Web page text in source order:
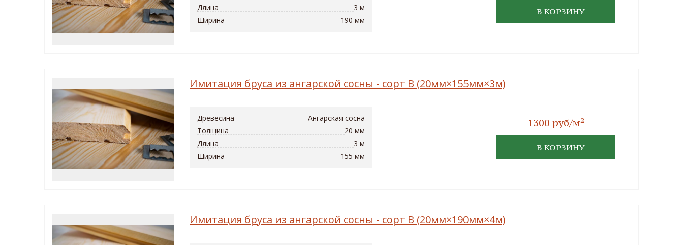
Длина
3 м
Ширина
190 мм
В КОРЗИНУ
Имитация бруса из ангарской сосны - сорт B (20мм×155мм×3м)
Древесина
Ангарская сосна
Толщина
20 мм
Длина
3 м
Ширина
155 мм
1300 руб/м2
В КОРЗИНУ
Имитация бруса из ангарской сосны - сорт B (20мм×190мм×4м)